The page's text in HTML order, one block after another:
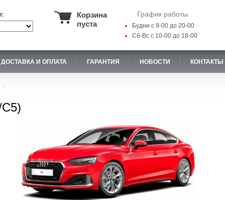
Корзина
пуста
График работы
Будни с 9-00 до 20-00
Сб-Вс с 10-00 до 18-00
ДОСТАВКА И ОПЛАТА ГАРАНТИЯ НОВОСТИ КОНТАКТЫ
С5)